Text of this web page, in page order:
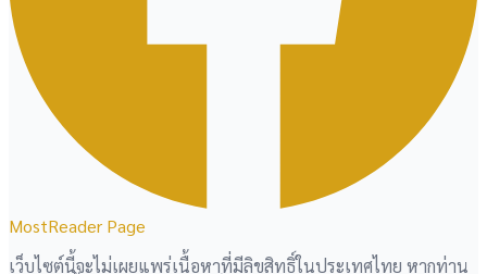
MostReader Page
เว็บไซต์นี้จะไม่เผยแพร่เนื้อหาที่มีลิขสิทธิ์ในประเทศไทย หากท่าน